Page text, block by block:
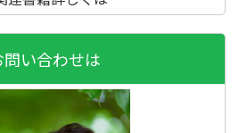
い合わせは